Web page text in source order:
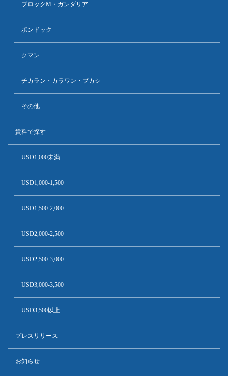
ブロックM・ガンダリア
ポンドック
クマン
チカラン・カラワン・ブカシ
その他
賃料で探す
USD1,000未満
USD1,000-1,500
USD1,500-2,000
USD2,000-2,500
USD2,500-3,000
USD3,000-3,500
USD3,500以上
プレスリリース
お知らせ